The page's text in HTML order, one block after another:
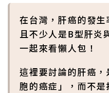
在台灣，肝癌的發生
且不少人是B型肝炎
一起來看懶人包！
這裡要討論的肝癌
胞的癌症」，而不是